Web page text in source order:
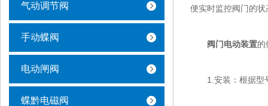
气动调节阀
手动蝶阀
电动闸阀
蝶黔电磁阀
便实时监控阀门的
阀门电动装置的
1.安装：根据型号